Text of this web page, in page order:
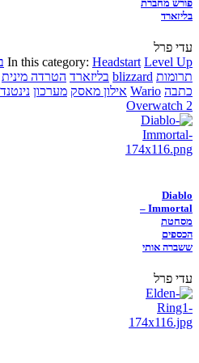
פורש מחברת
בליזארד
עדי פרל
In this category: Headstart Level Up
תרומות blizzard בליזארד הטרדה מינית
כתבה Wario אילון מאסק מערכון
Overwatch 2
Diablo
Immortal –
מסחטת
הכספים
ששברה אותי
עדי פרל